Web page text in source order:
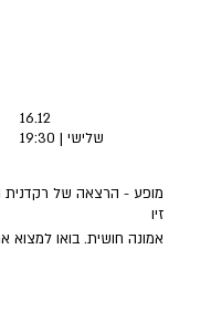
16.12
שלישי | 19:30
מופע - הרצאה של רקדנית
זיו
אמונה חושית. בואו למצוא